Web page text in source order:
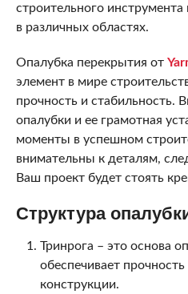
строительного
в различных областях.
Опалубка перекрытия от
элемент в мире
прочность и стабильность.
опалубки и ее грамотная
моменты в успешном
внимательны к деталям,
Ваш проект будет стоять
Структура
Тринрога – это основа
обеспечивает
конструкции.